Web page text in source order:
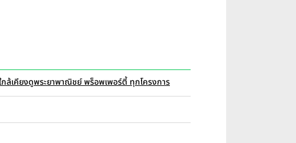
ล้เคียงดูพระยาพาณิชย์ พร็อพเพอร์ตี้ ทุกโครงการ